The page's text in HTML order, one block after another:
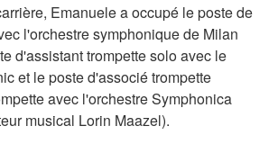
Emanuele a occupé le poste de
l'orchestre symphonique de Milan
d'assistant trompette solo avec le
et le poste d'associé trompette
avec l'orchestre Symphonica
musical Lorin Maazel).